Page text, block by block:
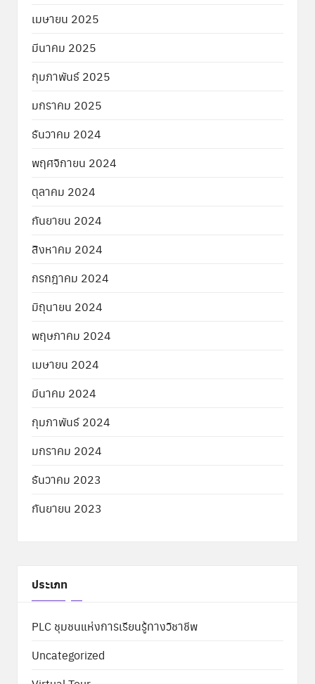
เมษายน 2025
มีนาคม 2025
กุมภาพันธ์ 2025
มกราคม 2025
ธันวาคม 2024
พฤศจิกายน 2024
ตุลาคม 2024
กันยายน 2024
สิงหาคม 2024
กรกฎาคม 2024
มิถุนายน 2024
พฤษภาคม 2024
เมษายน 2024
มีนาคม 2024
กุมภาพันธ์ 2024
มกราคม 2024
ธันวาคม 2023
กันยายน 2023
ประเภท
PLC ชุมชนแห่งการเรียนรู้ทางวิชาชีพ
Uncategorized